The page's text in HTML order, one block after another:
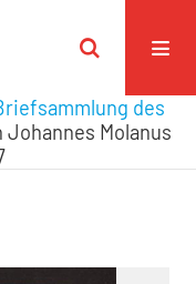
des
Molanus